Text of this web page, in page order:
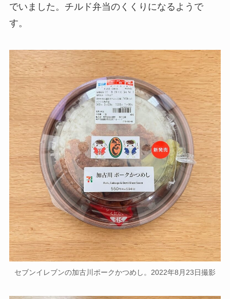
でいました。チルド弁当のくくりになるようで
す。
セブンイレブンの加古川ポークかつめし。2022年8月23日撮影